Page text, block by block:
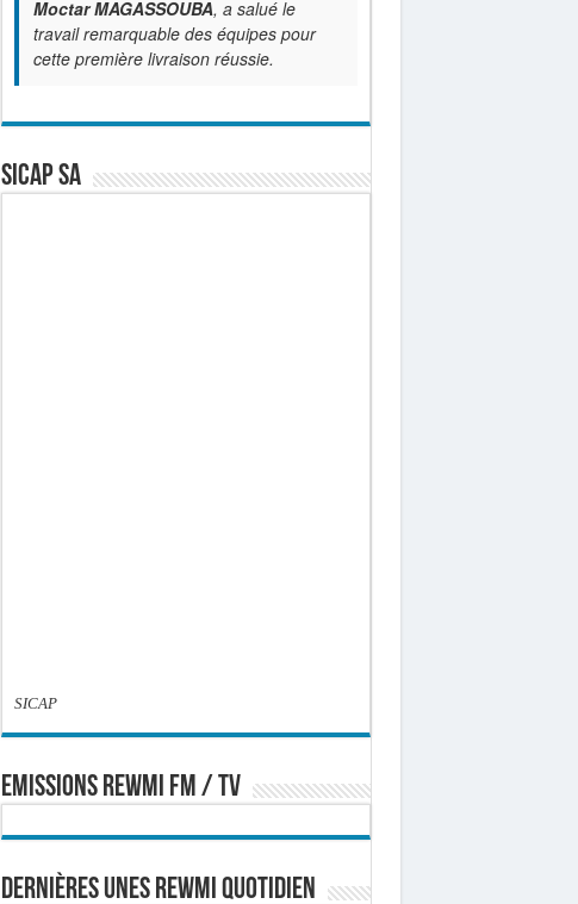
Moctar MAGASSOUBA, a salué le
travail remarquable des équipes pour
cette première livraison réussie.
SICAP SA
SICAP
EMISSIONS REWMI FM / TV
Dernières Unes Rewmi Quotidien